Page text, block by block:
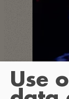
Use